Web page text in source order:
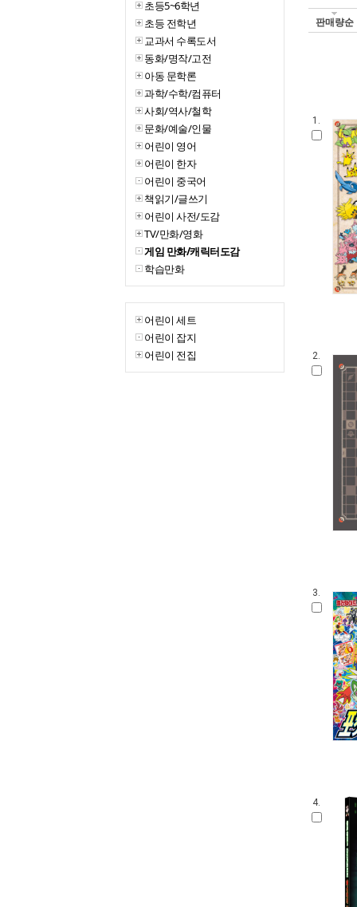
초등5~6학년
초등 전학년
교과서 수록도서
동화/명작/고전
아동 문학론
과학/수학/컴퓨터
사회/역사/철학
문화/예술/인물
어린이 영어
어린이 한자
어린이 중국어
책읽기/글쓰기
어린이 사전/도감
TV/만화/영화
게임 만화/캐릭터도감
학습만화
어린이 세트
어린이 잡지
어린이 전집
판매량순
1.
2.
3.
4.